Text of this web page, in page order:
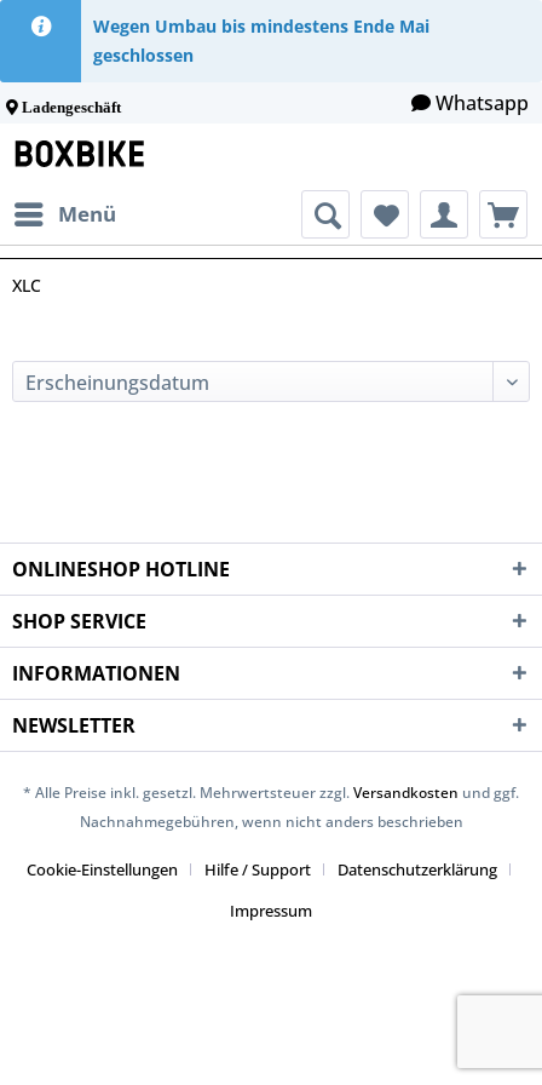
Wegen Umbau bis mindestens Ende Mai
geschlossen
Ladengeschäft Whatsapp
Menü
XLC
ONLINESHOP HOTLINE
SHOP SERVICE
INFORMATIONEN
NEWSLETTER
* Alle Preise inkl. gesetzl. Mehrwertsteuer zzgl.Versandkosten und ggf.
Nachnahmegebühren, wenn nicht anders beschrieben
Cookie-Einstellungen Hilfe / Support
Datenschutzerklärung
Impressum